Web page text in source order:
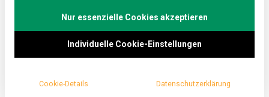
Süßwarenmesse (ISM) 2024.
Nur essenzielle Cookies akzeptieren
Individuelle Cookie-Einstellungen
Cookie-Details Datenschutzerklärung